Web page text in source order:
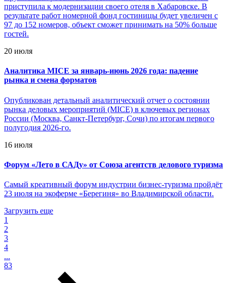
приступила к модернизации своего отеля в Хабаровске. В
результате работ номерной фонд гостиницы будет увеличен с
97 до 152 номеров, объект сможет принимать на 50% больше
гостей.
20 июля
Аналитика MICE за январь-июнь 2026 года: падение
рынка и смена форматов
Опубликован детальный аналитический отчет о состоянии
рынка деловых мероприятий (MICE) в ключевых регионах
России (Москва, Санкт-Петербург, Сочи) по итогам первого
полугодия 2026-го.
16 июля
Форум «Лето в САДу» от Союза агентств делового туризма
Самый креативный форум индустрии бизнес-туризма пройдёт
23 июля на экоферме «Берегиня» во Владимирской области.
Загрузить еще
1
2
3
4
...
83